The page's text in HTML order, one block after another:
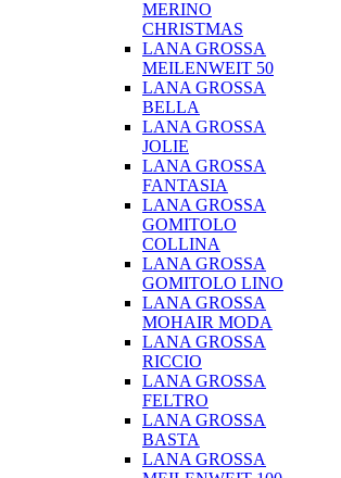
MERINO
CHRISTMAS
LANA GROSSA
MEILENWEIT 50
LANA GROSSA
BELLA
LANA GROSSA
JOLIE
LANA GROSSA
FANTASIA
LANA GROSSA
GOMITOLO
COLLINA
LANA GROSSA
GOMITOLO LINO
LANA GROSSA
MOHAIR MODA
LANA GROSSA
RICCIO
LANA GROSSA
FELTRO
LANA GROSSA
BASTA
LANA GROSSA